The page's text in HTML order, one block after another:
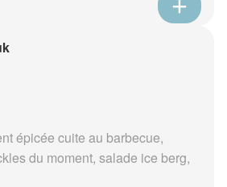
épicée cuite au barbecue,
du moment, salade ice berg,